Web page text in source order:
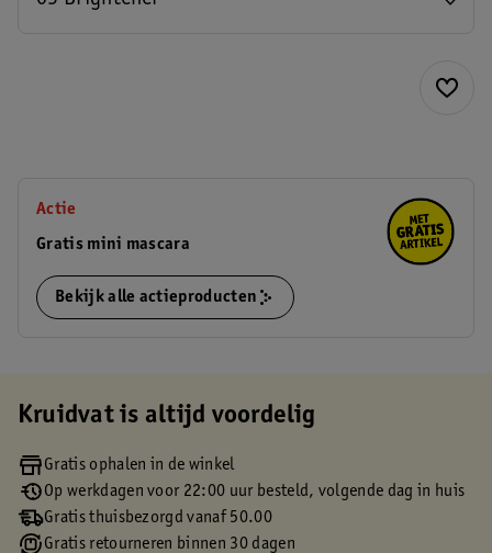
Actie
Gratis mini mascara
Bekijk alle actieproducten
Kruidvat is altijd voordelig
Gratis ophalen in de winkel
Op werkdagen voor 22:00 uur besteld, volgende dag in huis
Gratis thuisbezorgd vanaf 50.00
Gratis retourneren binnen 30 dagen